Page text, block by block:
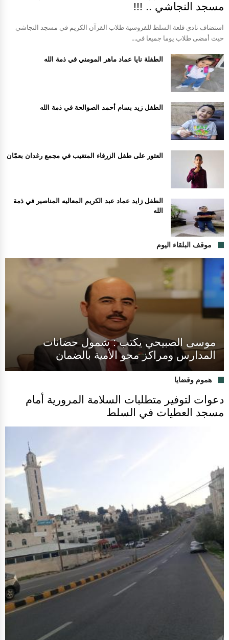
مسجد النجاشي .. !!!
استضاف نادي قلعة السلط للفروسية طلاب القرآن الكريم في مسجد النجاشي
حيث أمضى طلاب يوما جميعا في...
الطفلة نايا عماد ماهر المومني في ذمة الله
الطفل زيد بسام أحمد الصوالحة في ذمة الله
العثور على طفل الزرقاء المتغيب في مجمع رغدان بعمّان
الطفل زايد عماد عبد الكريم المعاليه المناصير في ذمة
الله
موقف البلقاء اليوم
موسى الصبيحي يكتب : شمول حضانات
المدارس ومراكز محو الأمية بالضمان
هموم وقضايا
دعوات لتوفير متطلبات السلامة المرورية أمام
مسجد العطيات في السلط